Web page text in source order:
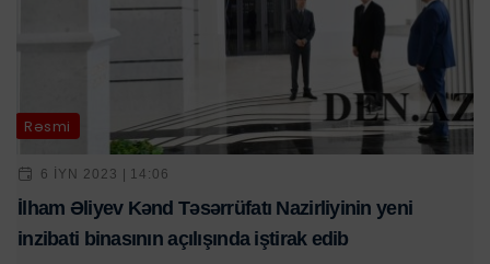
Rəsmi
6 IYN 2023 | 14:06
İlham Əliyev Kənd Təsərrüfatı Nazirliyinin yeni
inzibati binasının açılışında iştirak edib